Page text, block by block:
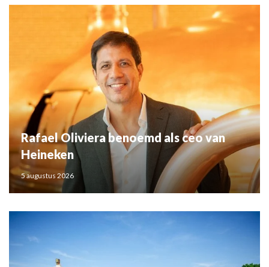
Rafael Oliviera benoemd als ceo van
Heineken
5 augustus 2026